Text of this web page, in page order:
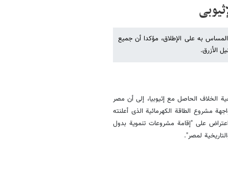
به على الإطلاق، مؤکدا أن جمیع
الأزرق.
فی القاهرة على خلفیة الخلاف الحاصل مع إثیوبیا، إلى أن مصر
مشروع الطاقة الکهرمائیة الذی أعلنته
على "إقامة مشروعات تنمویة بدول
لمصر".